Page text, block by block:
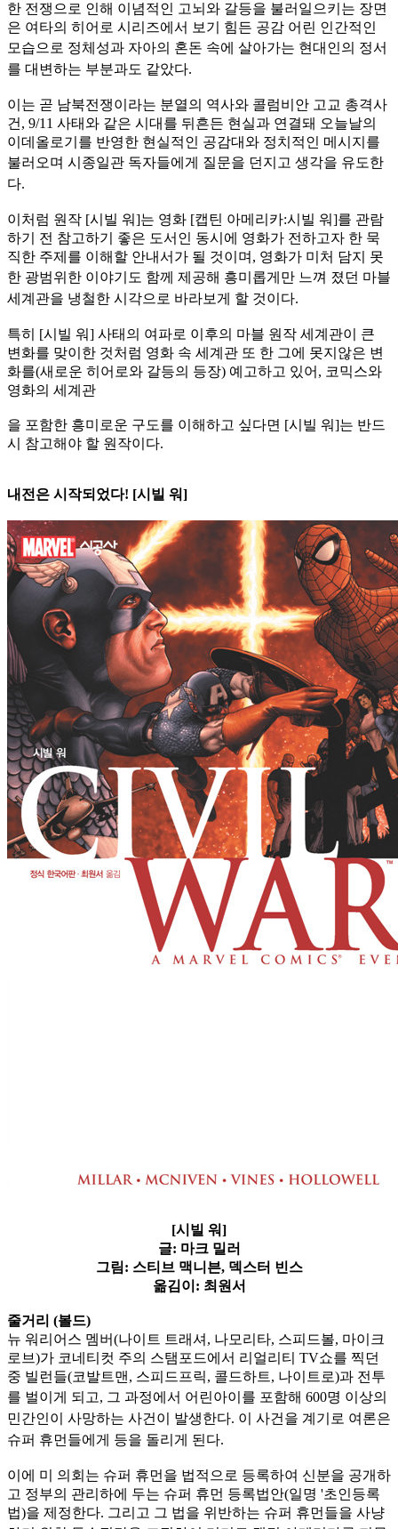
한 전쟁으로 인해 이념적인 고뇌와 갈등을 불러일으키는 장면
은 여타의 히어로 시리즈에서 보기 힘든 공감 어린 인간적인
모습으로 정체성과 자아의 혼돈 속에 살아가는 현대인의 정서
를 대변하는 부분과도 같았다.
이는 곧 남북전쟁이라는 분열의 역사와 콜럼비안 고교 총격사
건, 9/11 사태와 같은 시대를 뒤흔든 현실과 연결돼 오늘날의
이데올로기를 반영한 현실적인 공감대와 정치적인 메시지를
불러오며 시종일관 독자들에게 질문을 던지고 생각을 유도한
다.
이처럼 원작 [시빌 워]는 영화 [캡틴 아메리카:시빌 워]를 관람
하기 전 참고하기 좋은 도서인 동시에 영화가 전하고자 한 묵
직한 주제를 이해할 안내서가 될 것이며, 영화가 미처 담지 못
한 광범위한 이야기도 함께 제공해 흥미롭게만 느껴 졌던 마블
세계관을 냉철한 시각으로 바라보게 할 것이다.
특히 [시빌 워] 사태의 여파로 이후의 마블 원작 세계관이 큰
변화를 맞이한 것처럼 영화 속 세계관 또 한 그에 못지않은 변
화를(새로운 히어로와 갈등의 등장) 예고하고 있어, 코믹스와
영화의 세계관
을 포함한 흥미로운 구도를 이해하고 싶다면 [시빌 워]는 반드
시 참고해야 할 원작이다.
내전은 시작되었다! [시빌 워]
[시빌 워]
글: 마크 밀러
그림: 스티브 맥니븐, 덱스터 빈스
옮김이: 최원서
줄거리 (볼드)
뉴 워리어스 멤버(나이트 트래셔, 나모리타, 스피드볼, 마이크
로브)가 코네티컷 주의 스탬포드에서 리얼리티 TV쇼를 찍던
중 빌런들(코발트맨, 스피드프릭, 콜드하트, 나이트로)과 전투
를 벌이게 되고, 그 과정에서 어린아이를 포함해 600명 이상의
민간인이 사망하는 사건이 발생한다. 이 사건을 계기로 여론은
슈퍼 휴먼들에게 등을 돌리게 된다.
이에 미 의회는 슈퍼 휴먼을 법적으로 등록하여 신분을 공개하
고 정부의 관리하에 두는 슈퍼 휴먼 등록법안(일명 '초인등록
법)을 제정한다. 그리고 그 법을 위반하는 슈퍼 휴먼들을 사냥